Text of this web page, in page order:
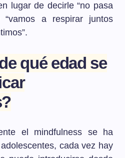
lugar de decirle “no pasa
“vamos a respirar juntos
qué edad se
el mindfulness se ha
cada vez hay